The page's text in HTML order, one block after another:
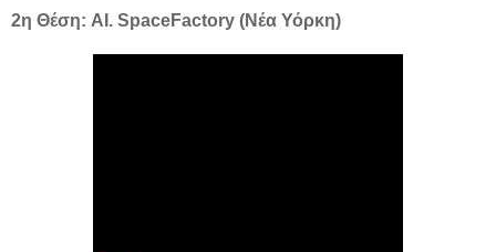
2η Θέση: AI. SpaceFactory (Νέα Υόρκη)